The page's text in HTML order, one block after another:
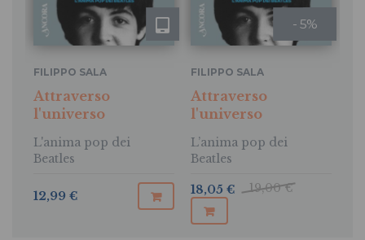
FILIPPO SALA
Attraverso
l'universo
L'anima pop dei
Beatles
12,99 €
- 5%
FILIPPO SALA
Attraverso
l'universo
L’anima pop dei
Beatles
19,00 €
18,05 €